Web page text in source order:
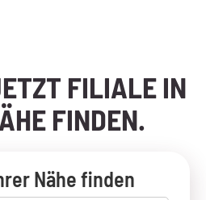
FILIALE IN
FINDEN.
Nähe finden